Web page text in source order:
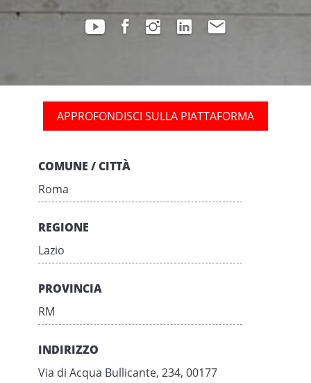
APPROFONDISCI SULLA PIATTAFORMA
COMUNE / CITTÀ
Roma
REGIONE
Lazio
PROVINCIA
RM
INDIRIZZO
Via di Acqua Bullicante, 234, 00177